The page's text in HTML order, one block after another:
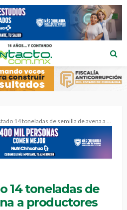
toneladas de semilla de avena a productores de la zona sur
14 toneladas de
a productores